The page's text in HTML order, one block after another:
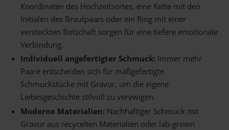
Koordinaten des Hochzeitsortes, eine Kette mit den
Initialen des Brautpaars oder ein Ring mit einer
versteckten Botschaft sorgen für eine tiefere emotionale
Verbindung.
Individuell angefertigter Schmuck: Immer mehr
Paare entscheiden sich für maßgefertigte
Schmuckstücke mit Gravur, um die eigene
Liebesgeschichte stilvoll zu verewigen.
Moderne Materialien: Nachhaltiger Schmuck mit
Gravur aus recycelten Materialien oder lab-grown